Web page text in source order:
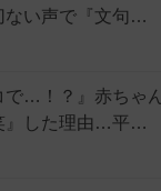
い声で『文句…
で…！？』赤ちゃ
』した理由…平…